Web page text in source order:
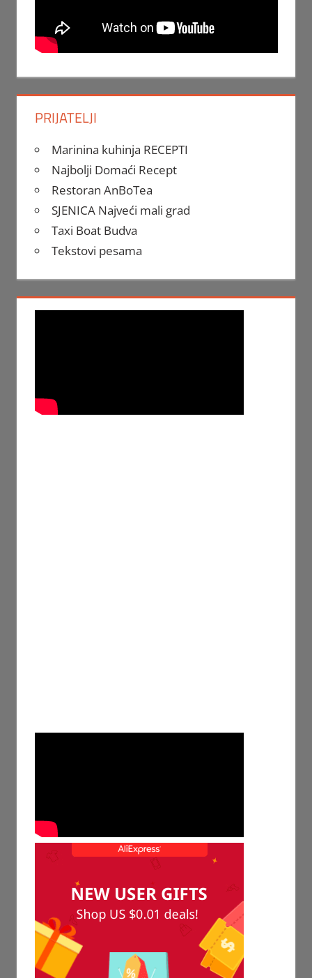
PRIJATELJI
Marinina kuhinja RECEPTI
Najbolji Domaći Recept
Restoran AnBoTea
SJENICA Najveći mali grad
Taxi Boat Budva
Tekstovi pesama